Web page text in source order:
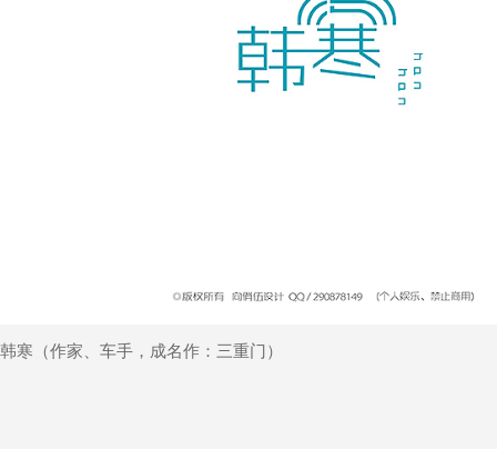
韩寒（作家、车手，成名作：三重门）